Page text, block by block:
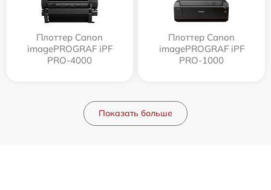
Плоттер Canon
imagePROGRAF iPF
PRO-4000
Плоттер Canon
imagePROGRAF iPF
PRO-1000
Показать больше